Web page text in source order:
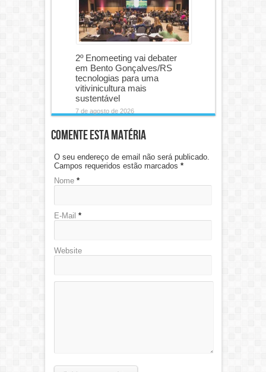
2º Enomeeting vai debater
em Bento Gonçalves/RS
tecnologias para uma
vitivinicultura mais
sustentável
7 de agosto de 2026
Comente esta matéria
O seu endereço de email não será publicado.
Campos requeridos estão marcados *
Nome *
E-Mail *
Website